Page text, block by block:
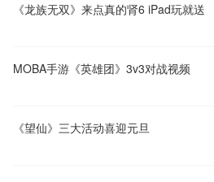
《龙族无双》来点真的肾6 iPad玩就送
MOBA手游《英雄团》3v3对战视频
《望仙》三大活动喜迎元旦